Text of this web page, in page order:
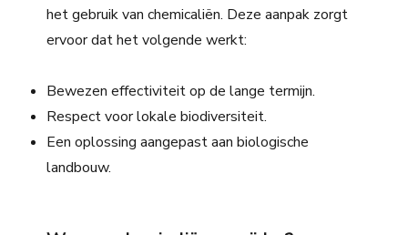
het gebruik van chemicaliën. Deze aanpak zorgt
ervoor dat het volgende werkt:
Bewezen effectiviteit op de lange termijn.
Respect voor lokale biodiversiteit.
Een oplossing aangepast aan biologische
landbouw.